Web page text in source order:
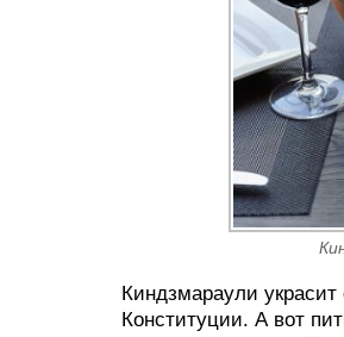
Киндзмараули
Конституции. А вот